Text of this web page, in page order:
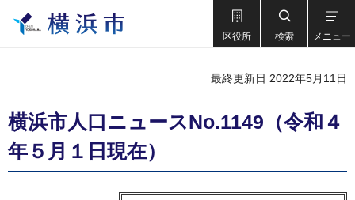
区役所 検索 メニュー
最終更新日 2022年5月11日
横浜市⼈⼝ニュースNo.1149（令和４
年５⽉１⽇現在）